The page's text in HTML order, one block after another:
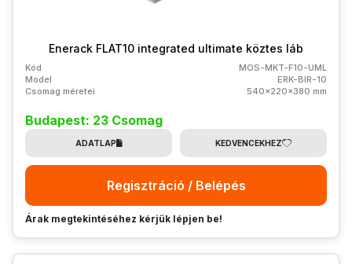
Enerack FLAT10 integrated ultimate köztes láb
Kód
MOS-MKT-F10-UML
Model
ERK-BIR-10
Csomag méretei
540x220x380 mm
Budapest: 23 Csomag
ADATLAP KEDVENCEKHEZ
Regisztráció / Belépés
Árak megtekintéséhez kérjük lépjen be!